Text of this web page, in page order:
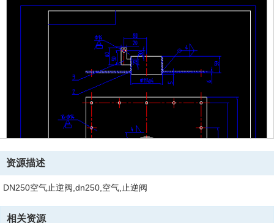
资源描述
DN250空气止逆阀,dn250,空气,止逆阀
相关资源